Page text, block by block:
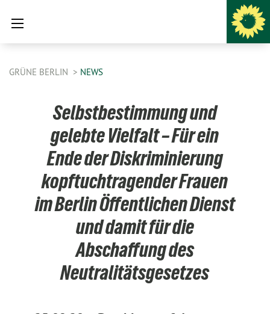
GRÜNE BERLIN NEWS
Selbstbestimmung und
gelebte Vielfalt – Für ein
Ende der Diskriminierung
kopftuchtragender Frauen
im Berlin Öffentlichen Dienst
und damit für die
Abschaffung des
Neutralitätsgesetzes